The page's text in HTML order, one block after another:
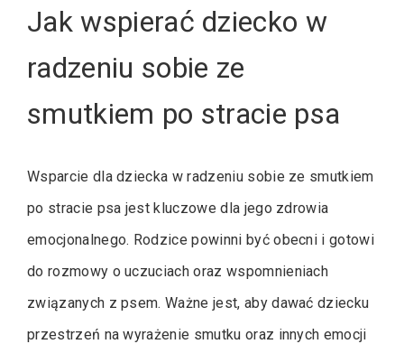
Jak wspierać dziecko w
radzeniu sobie ze
smutkiem po stracie psa
Wsparcie dla dziecka w radzeniu sobie ze smutkiem
po stracie psa jest kluczowe dla jego zdrowia
emocjonalnego. Rodzice powinni być obecni i gotowi
do rozmowy o uczuciach oraz wspomnieniach
związanych z psem. Ważne jest, aby dawać dziecku
przestrzeń na wyrażenie smutku oraz innych emocji